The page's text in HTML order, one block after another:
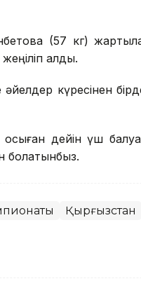
(57 кг)
қалды.
әйелдер күресінен
осыған дейін үш
болатынбыз.
Қырғызстан